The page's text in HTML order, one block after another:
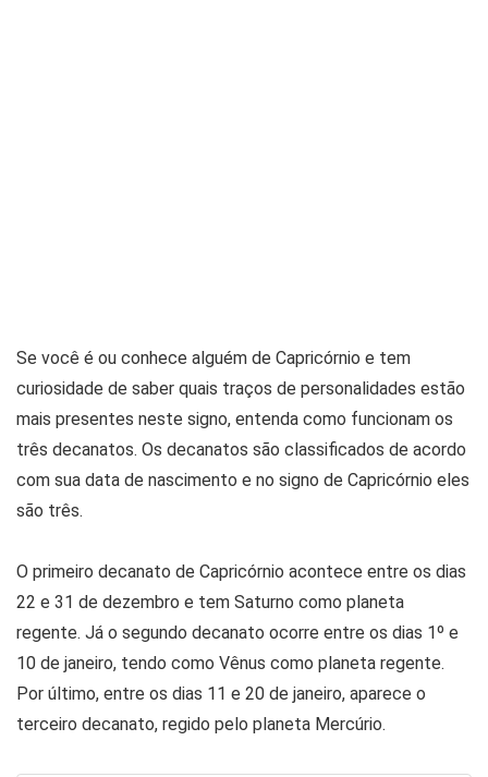
Se você é ou conhece alguém de Capricórnio e tem
curiosidade de saber quais traços de personalidades estão
mais presentes neste signo, entenda como funcionam os
três decanatos. Os decanatos são classificados de acordo
com sua data de nascimento e no signo de Capricórnio eles
são três.
O primeiro decanato de Capricórnio acontece entre os dias
22 e 31 de dezembro e tem Saturno como planeta
regente. Já o segundo decanato ocorre entre os dias 1º e
10 de janeiro, tendo como Vênus como planeta regente.
Por último, entre os dias 11 e 20 de janeiro, aparece o
terceiro decanato, regido pelo planeta Mercúrio.